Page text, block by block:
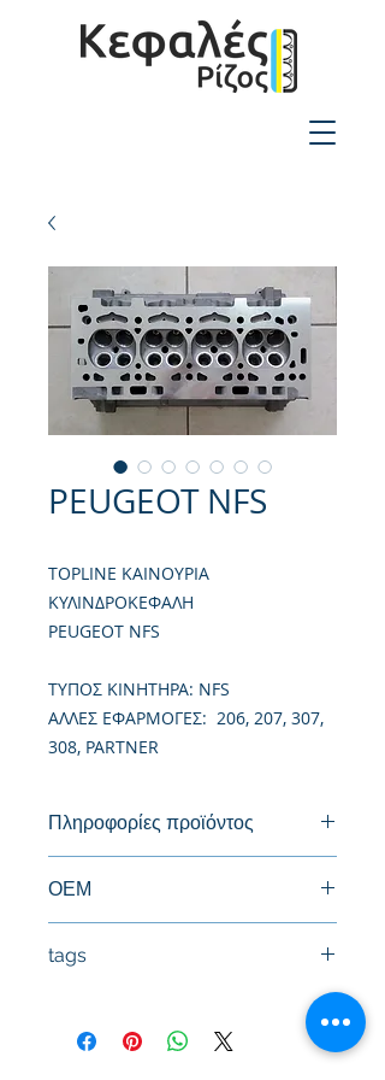
PEUGEOT NFS
TOPLINE ΚΑΙΝΟΥΡΙΑ
ΚΥΛΙΝΔΡΟΚΕΦΑΛΗ
PEUGEOT NFS
TΥΠΟΣ ΚΙΝΗΤΗΡΑ: NFS
ΑΛΛΕΣ ΕΦΑΡΜΟΓΕΣ: 206, 207, 307,
308, PARTNER
Πληροφορίες προϊόντος
ΟΕΜ
tags
#Κυλινδροκεφαλή #Κεφαλάρι
#TPTOPLINE